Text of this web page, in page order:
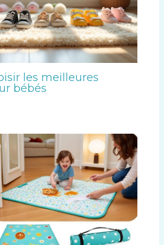
les meilleures
bébés